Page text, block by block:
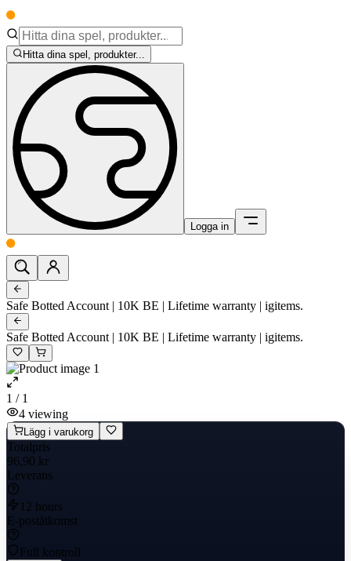
Hitta dina spel, produkter...
Logga in
Safe Botted Account | 10K BE | Lifetime warranty | igitems.
Safe Botted Account | 10K BE | Lifetime warranty | igitems.
1 / 1
4 viewing
Lägg i varukorg
Totalpris
96,90 kr
Leverans
12 hours
E-poståtkomst
Full kontroll